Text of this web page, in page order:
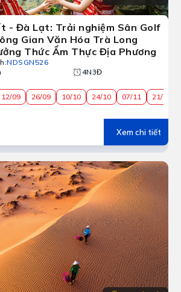
Bình Thuận
mạo du lịch Bình Thuận đã
- Đà Lạt: Trải nghiệm Sân Golf
Gian Văn Hóa Trà Long
Thức Ẩm Thực Địa Phương
:NDSGN526
4N3Đ
12/09 26/09 10/10 24/10 07/11 21/11
Xem chi tiết